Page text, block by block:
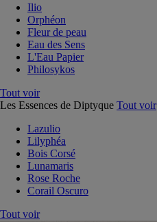
Ilio
Orphéon
Fleur de peau
Eau des Sens
L'Eau Papier
Philosykos
Tout voir
Les Essences de Diptyque Tout voir
Lazulio
Lilyphéa
Bois Corsé
Lunamaris
Rose Roche
Corail Oscuro
Tout voir